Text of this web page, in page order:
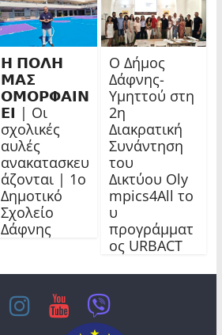
𝝜 𝝥𝝤𝝠𝝜
𝝡𝝖𝝨
𝝤𝝡𝝤𝝦𝝫𝝖𝝞𝝢
𝝚𝝞 | Οι
σχολικές
αυλές
ανακατασκευ
άζονται | 1ο
Δημοτικό
Σχολείο
Δάφνης
Ο Δήμος
Δάφνης-
Υμηττού στη
2η
Διακρατική
Συνάντηση
του
Δικτύου Oly
mpics4All το
υ
προγράμματ
ος URBACT